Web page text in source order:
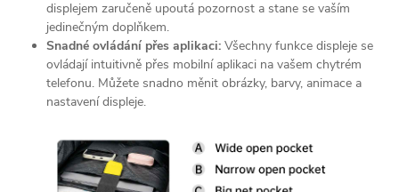
displejem zaručeně upoutá pozornost a stane se vaším
jedinečným doplňkem.
Snadné ovládání přes aplikaci: Všechny funkce displeje se
ovládají intuitivně přes mobilní aplikaci na vašem chytrém
telefonu. Můžete snadno měnit obrázky, barvy, animace a
nastavení displeje.